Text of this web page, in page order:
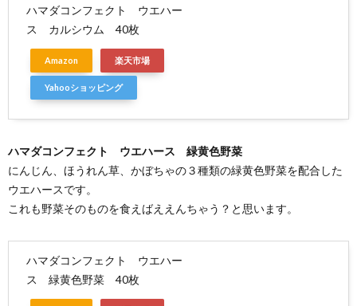
ハマダコンフェクト ウエハー
ス カルシウム 40枚
Amazon 楽天市場
Yahooショッピング
ハマダコンフェクト ウエハース 緑黄色野菜
にんじん、ほうれん草、かぼちゃの３種類の緑黄色野菜を配合した
ウエハースです。
これも野菜そのものを食えばええんちゃう？と思います。
ハマダコンフェクト ウエハー
ス 緑黄色野菜 40枚